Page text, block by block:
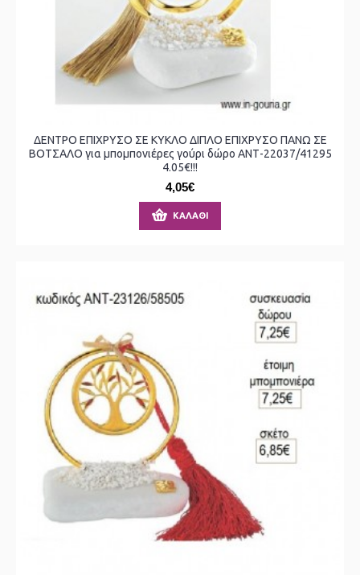
ΔΕΝΤΡΟ ΕΠΙΧΡΥΣΟ ΣΕ ΚΥΚΛΟ ΔΙΠΛΟ ΕΠΙΧΡΥΣΟ ΠΑΝΩ ΣΕ
ΒΟΤΣΑΛΟ για μπομπονιέρες γούρι δώρο ΑΝΤ-22037/41295
4.05€!!!
4,05€
ΚΑΛΆΘΙ